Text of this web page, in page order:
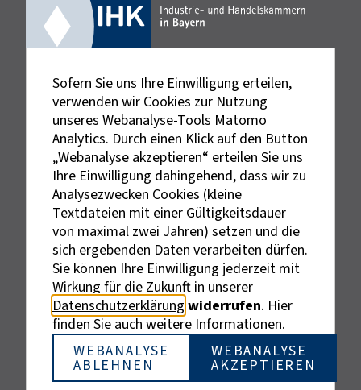
Externe Links sind mit dem Symbol
gekennzeichnet.
Bei personenbezogenen Bezeichnungen wurde aus
Gründen der besseren Lesbarkeit die männliche
Bezeichnung gewählt. Gemeint sind stets alle
Geschlechter.
Sofern Sie uns Ihre Einwilligung erteilen,
verwenden wir Cookies zur Nutzung
unseres Webanalyse-Tools Matomo
Analytics. Durch einen Klick auf den Button
„Webanalyse akzeptieren“ erteilen Sie uns
Ihre Einwilligung dahingehend, dass wir zu
Analysezwecken Cookies (kleine
Textdateien mit einer Gültigkeitsdauer
von maximal zwei Jahren) setzen und die
sich ergebenden Daten verarbeiten dürfen.
Sie können Ihre Einwilligung jederzeit mit
Wirkung für die Zukunft in unserer
Datenschutzerklärung widerrufen. Hier
finden Sie auch weitere Informationen.
WEBANALYSE
ABLEHNEN
WEBANALYSE
AKZEPTIEREN